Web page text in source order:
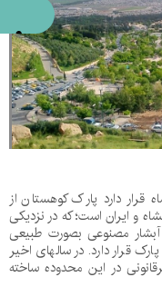
قرار دارد پارک کوهستان از
و ایران است؛ که در نزدیکی
آبشار مصنوعی بصورت طبیعی
قرار دارد. در سالهای اخیر
در این محدوده ساخته